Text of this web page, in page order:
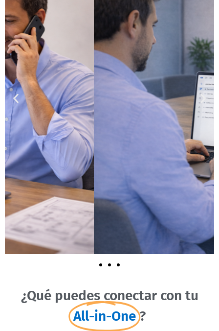
¿Qué puedes conectar con tu
All-in-One ?